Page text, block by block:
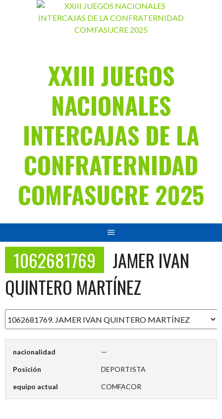
XXIII JUEGOS
NACIONALES
INTERCAJAS DE LA
CONFRATERNIDAD
COMFASUCRE 2025
1062681769
JAMER IVAN
QUINTERO MARTÍNEZ
nacionalidad —
Posición DEPORTISTA
equipo actual COMFACOR